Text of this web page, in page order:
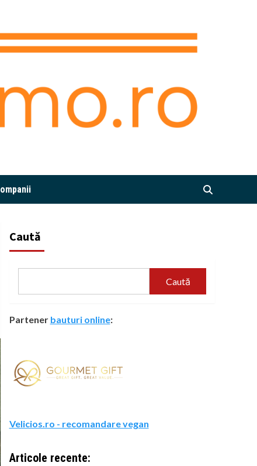
Caută
Caută
Partener bauturi online:
Velicios.ro - recomandare vegan
Articole recente: